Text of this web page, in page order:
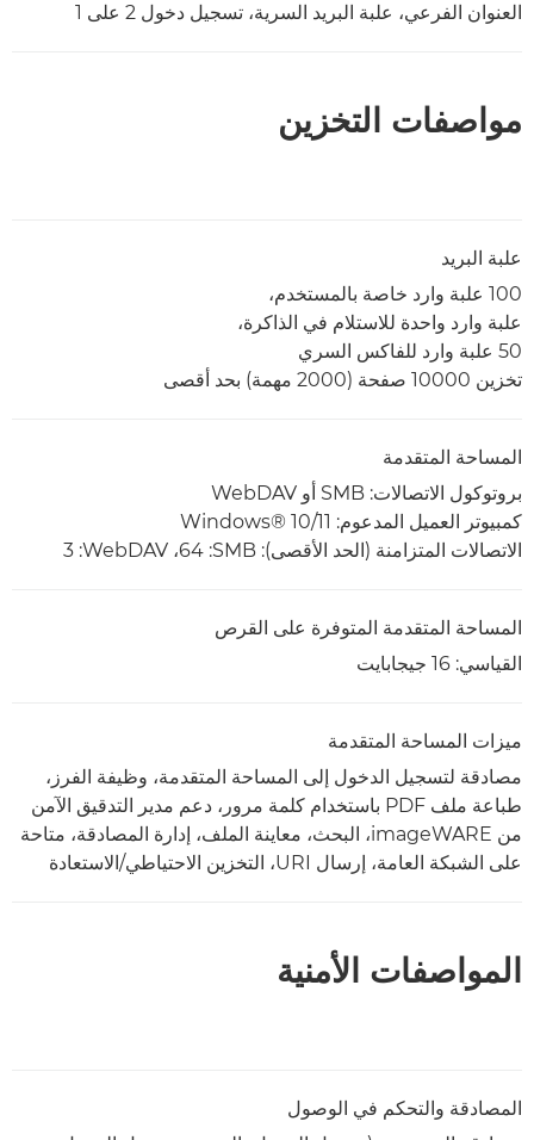
العنوان الفرعي، علبة البريد السرية، تسجيل دخول 2 على 1
مواصفات التخزين
علبة البريد
100 علبة وارد خاصة بالمستخدم،
علبة وارد واحدة للاستلام في الذاكرة،
50 علبة وارد للفاكس السري
تخزين 10000 صفحة (2000 مهمة) بحد أقصى
المساحة المتقدمة
بروتوكول الاتصالات: SMB أو WebDAV
كمبيوتر العميل المدعوم: Windows® 10/11
الاتصالات المتزامنة (الحد الأقصى): SMB‏: 64، WebDAV‏: 3
المساحة المتقدمة المتوفرة على القرص
القياسي: 16 جيجابايت
ميزات المساحة المتقدمة
مصادقة لتسجيل الدخول إلى المساحة المتقدمة، وظيفة الفرز،
طباعة ملف PDF باستخدام كلمة مرور، دعم مدير التدقيق الآمن
من imageWARE، البحث، معاينة الملف، إدارة المصادقة، متاحة
على الشبكة العامة، إرسال URI، التخزين الاحتياطي/الاستعادة
المواصفات الأمنية
المصادقة والتحكم في الوصول